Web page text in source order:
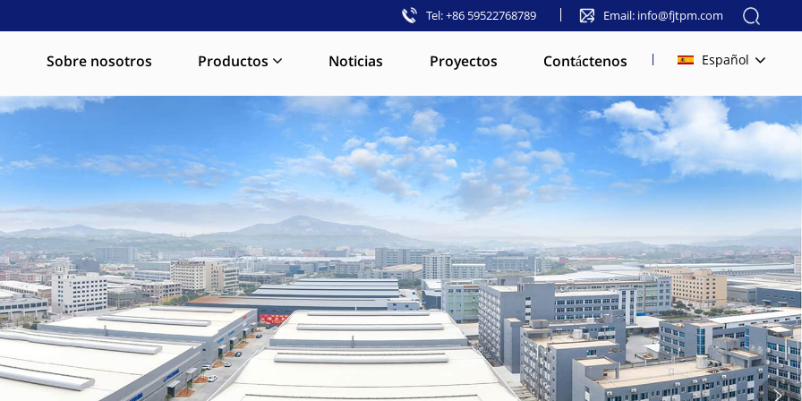
Tel: +86 59522768789 Email: info@fjtpm.com
Sobre nosotros Productos Noticias Proyectos Contáctenos Español
English
français
русский
español
العربية